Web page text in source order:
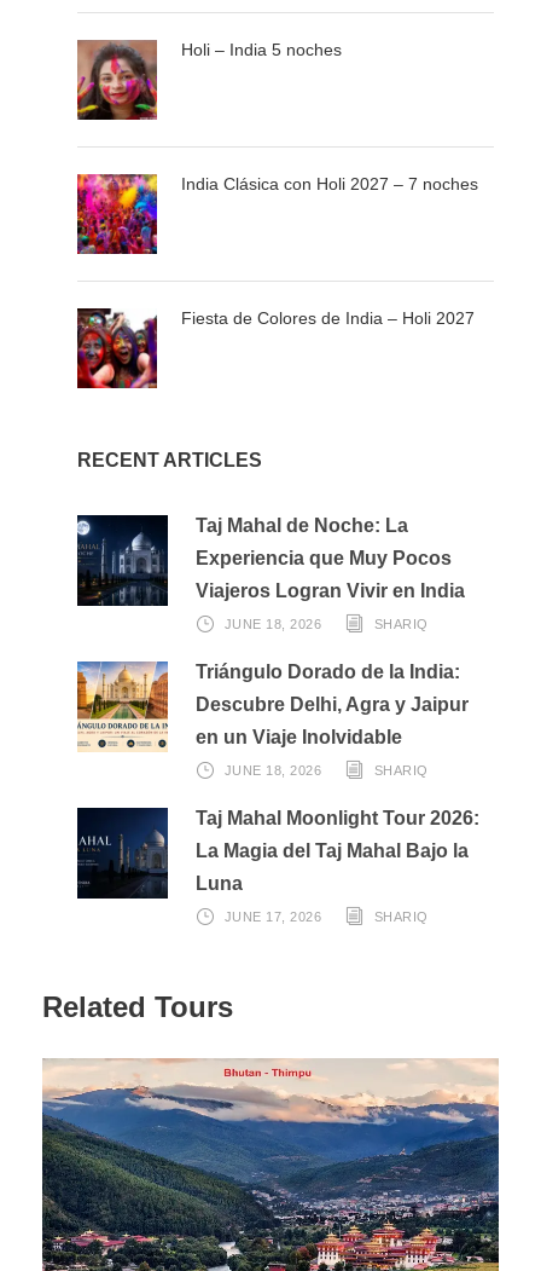
Holi – India 5 noches
India Clásica con Holi 2027 – 7 noches
Fiesta de Colores de India – Holi 2027
RECENT ARTICLES
Taj Mahal de Noche: La
Experiencia que Muy Pocos
Viajeros Logran Vivir en India
JUNE 18, 2026 SHARIQ
Triángulo Dorado de la India:
Descubre Delhi, Agra y Jaipur
en un Viaje Inolvidable
JUNE 18, 2026 SHARIQ
Taj Mahal Moonlight Tour 2026:
La Magia del Taj Mahal Bajo la
Luna
JUNE 17, 2026 SHARIQ
Lunes, miércoles y viernes en Delhi, del 13 de
mayo al 18 de septiembre de 2026.
Este tour opera de forma regular y compartida, con
itinerarios fijos; los precios están sujetos a las tarifas,
impuestos y condiciones vigentes. Los hoteles
mencionados son orientativos o de una categoría similar,
con representantes de habla inglesa debido a la
disponibilidad limitada de personal hispanohablante. Los
paseos en elefante en el Fuerte Amber están sujetos a
deben ser abonados directamente por el cliente. La
llegada; a partir de ese momento, se aplicarán cargos de
cancelación del 100%. Las reservas deben enviarse con
antelación a HISPANO India.
Related Tours